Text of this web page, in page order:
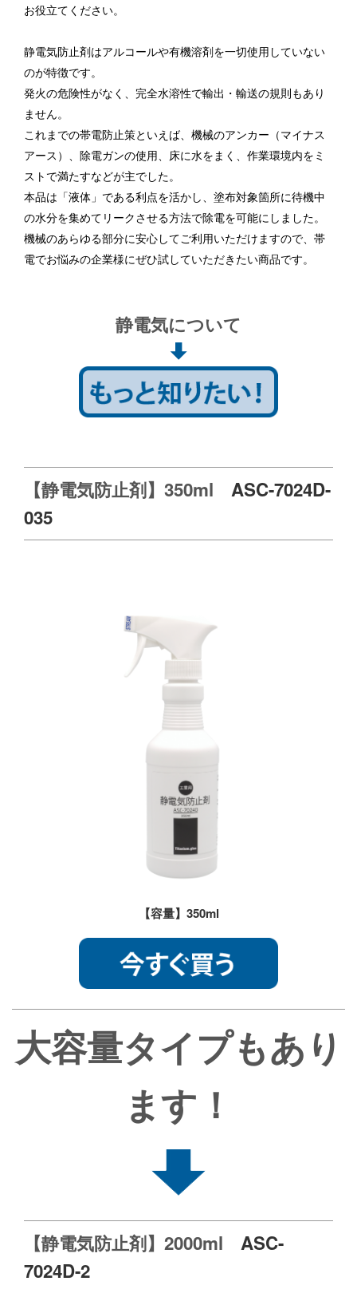
お役立てください。
静電気防止剤はアルコールや有機溶剤を一切使用していない
のが特徴です。
発火の危険性がなく、完全水溶性で輸出・輸送の規則もあり
ません。
これまでの帯電防止策といえば、機械のアンカー（マイナス
アース）、除電ガンの使用、床に水をまく、作業環境内をミ
ストで満たすなどが主でした。
本品は「液体」である利点を活かし、塗布対象箇所に待機中
の水分を集めてリークさせる方法で除電を可能にしました。
機械のあらゆる部分に安心してご利用いただけますので、帯
電でお悩みの企業様にぜひ試していただきたい商品です。
静電気について
【静電気防止剤】350ml ASC-7024D-
035
【容量】350ml
大容量タイプもあり
ます！
【静電気防止剤】2000ml ASC-
7024D-2